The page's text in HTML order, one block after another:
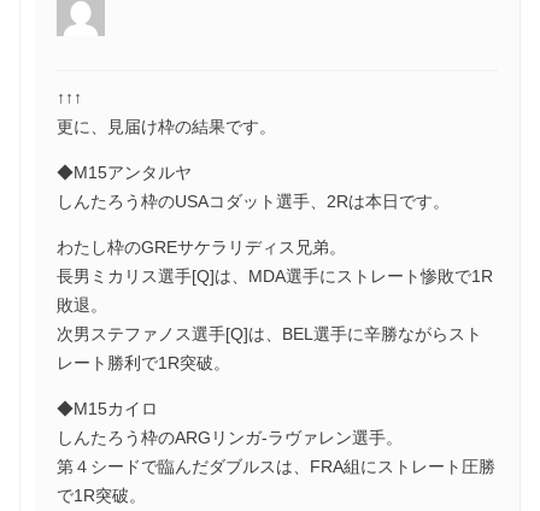
↑↑↑
更に、見届け枠の結果です。
◆M15アンタルヤ
しんたろう枠のUSAコダット選手、2Rは本日です。
わたし枠のGREサケラリディス兄弟。
長男ミカリス選手[Q]は、MDA選手にストレート惨敗で1R
敗退。
次男ステファノス選手[Q]は、BEL選手に辛勝ながらスト
レート勝利で1R突破。
◆M15カイロ
しんたろう枠のARGリンガ-ラヴァレン選手。
第４シードで臨んだダブルスは、FRA組にストレート圧勝
で1R突破。